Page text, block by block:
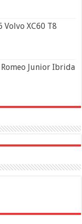
Volvo XC60 T8
Junior Ibrida